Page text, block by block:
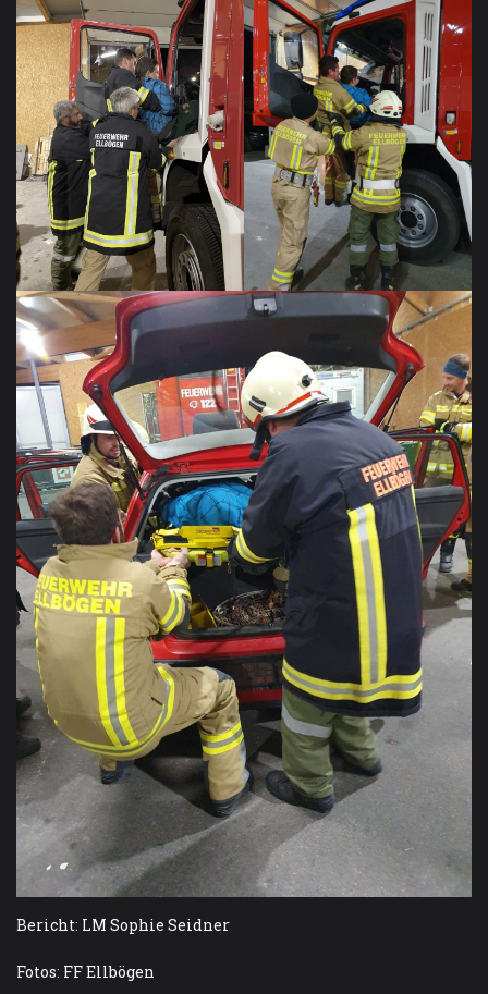
Bericht: LM Sophie Seidner
Fotos: FF Ellbögen